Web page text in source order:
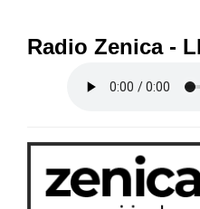
Radio Zenica -